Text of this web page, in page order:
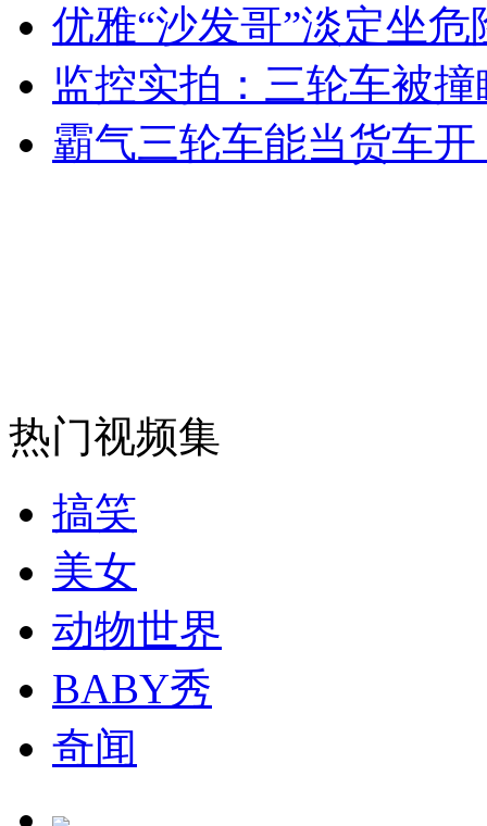
无痛分娩是否安全 医生回应
外交部：反对强权政治霸凌主义
外交部：有关国家言论片面不公正
司机酒驾遇交警 急速倒车逃窜
优雅“沙发哥”淡定坐危
监控实拍：三轮车被
霸气三轮车能当货车开
热门视频集
搞笑
美女
动物世界
BABY秀
奇闻